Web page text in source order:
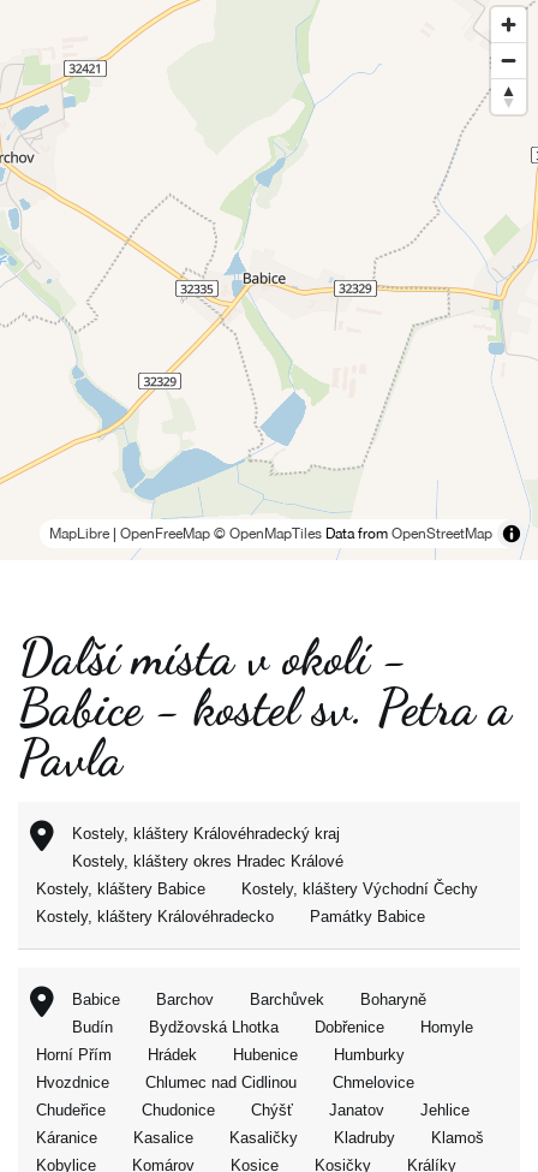
MapLibre OpenFreeMap © OpenMapTiles Data from OpenStreetMap
Další místa v okolí -
Babice - kostel sv. Petra a
Pavla
Kostely, kláštery Královéhradecký kraj
Kostely, kláštery okres Hradec Králové
Kostely, kláštery Babice
Kostely, kláštery Východní Čechy
Kostely, kláštery Královéhradecko
Památky Babice
Babice Barchov Barchůvek
Boharyně
Budín
Bydžovská Lhotka Dobřenice
Homyle
Horní Přím
Hrádek Hubenice
Humburky
Hvozdnice
Chlumec nad Cidlinou
Chmelovice
Chudeřice
Chudonice Chýšť Janatov
Jehlice
Káranice
Kasalice Kasaličky Kladruby
Klamoš
Kobylice
Komárov Kosice Kosičky Králíky